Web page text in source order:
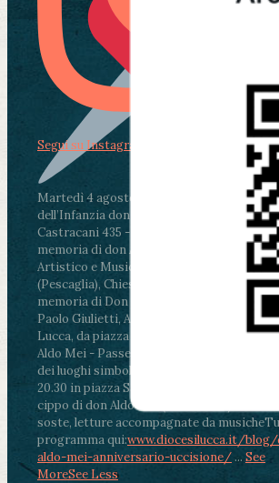
Martedì 4 agosto2026
ore 11:30 - Lucca,
dell’Infanzia don Aldo Mei - Viale
Castracani 435 - Inaugurazione murales in
memoria di don Aldo Mei curato dal Liceo
Artistico e Musicale “Passaglia”
ore 18 -
(Pescaglia), Chiesa parrocchiale - Messa in
memoria di Don Aldo Mei celebrata da
Paolo Giulietti, Arcivescovo di Lucca
ore
Lucca, da piazza San Michele al Cippo di
Aldo Mei - Passeggiata della Memoria in
dei luoghi simbolo della città. Ritrovo alle
20.30 in piazza San Michele con conclusione
cippo di don Aldo Mei (Porta Elisa). Durante
soste, letture accompagnate da musiche
programma qui:www.diocesilucca.it/
aldo-mei-anniversario-uccisione/ ... See
MoreSee Less
Segui su Instagram